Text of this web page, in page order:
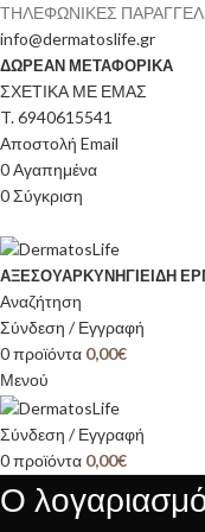
ΤΗΛΕΦΩΝΙΚΕΣ
info@dermatoslife.gr
ΔΩΡΕΑΝ ΜΕΤΑΦΟΡΙΚΑ
ΣΧΕΤΙΚΑ ΜΕ ΕΜΑΣ
T. 6940615541
Αποστολή Email
0Αγαπημένα
0Σύγκριση
ΑΞΕΣΟΥΆΡΚΥΝΉΓΙΕΊΔΗ
Αναζήτηση
Σύνδεση / Εγγραφή
0προϊόντα 0,00€
Μενού
Σύνδεση / Εγγραφή
0προϊόντα 0,00€
Ο